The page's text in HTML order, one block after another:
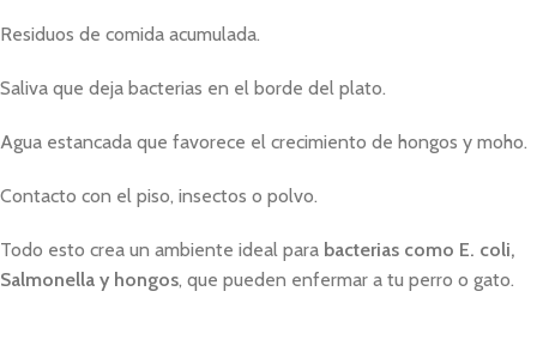
Residuos de comida acumulada.
Saliva que deja bacterias en el borde del plato.
Agua estancada que favorece el crecimiento de hongos y moho.
Contacto con el piso, insectos o polvo.
Todo esto crea un ambiente ideal para bacterias como E. coli,
Salmonella y hongos, que pueden enfermar a tu perro o gato.